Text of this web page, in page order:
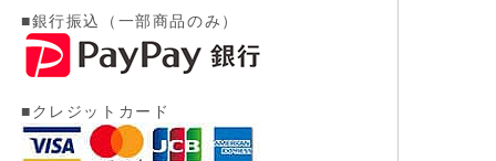
■銀行振込（一部商品のみ）
■クレジットカード